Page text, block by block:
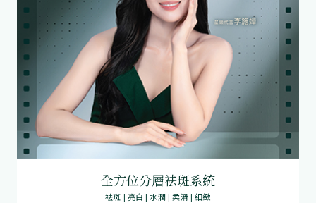
全方位分層祛斑系統
袪斑 | 亮白 | 水潤 | 柔滑 | 細緻